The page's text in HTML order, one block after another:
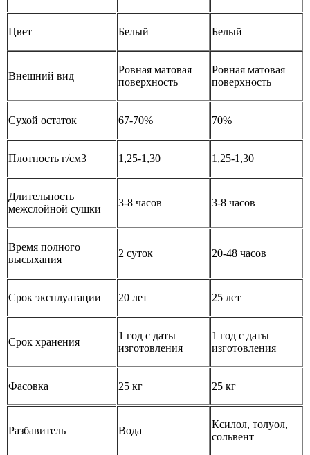
Цвет Белый Белый
Внешний вид
Ровная матовая
поверхность
Ровная матовая
поверхность
Сухой остаток 67-70% 70%
Плотность г/см3 1,25-1,30 1,25-1,30
Длительность
межслойной сушки
3-8 часов 3-8 часов
Время полного
высыхания
2 суток 20-48 часов
Срок эксплуатации 20 лет 25 лет
Срок хранения
1 год с даты
изготовления
1 год с даты
изготовления
Фасовка 25 кг 25 кг
Разбавитель Вода
Ксилол, толуол,
сольвент